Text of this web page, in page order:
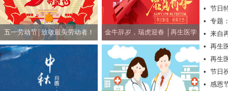
五一劳动节│致敬最美劳动者！ 金牛辞岁，瑞虎迎春 │再生医学
网祝社会各界朋友新春快乐！
• 节日
• 专题
• 来自
• 再生
• 再生
• 节日
快乐！
• 感恩